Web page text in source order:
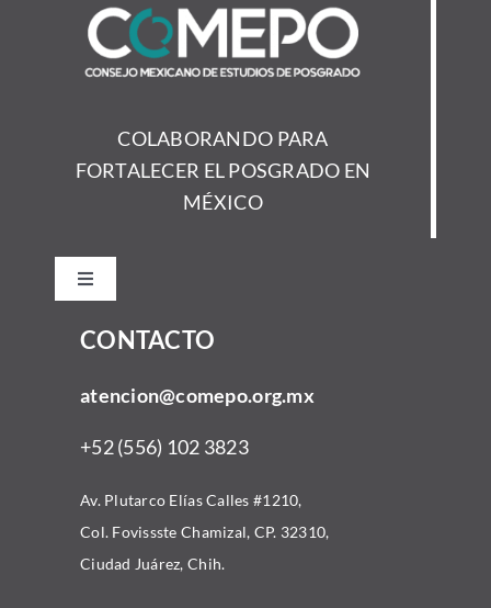
COLABORANDO PARA
FORTALECER EL POSGRADO EN
MÉXICO
Toggle
CONTACTO
atencion@comepo.org.mx
+52 (556) 102 3823
Av. Plutarco Elías Calles #1210,
Col. Fovissste Chamizal, CP. 32310,
Ciudad Juárez, Chih.